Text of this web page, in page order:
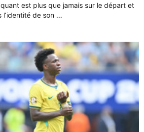
est plus que jamais sur le départ et
l’identité de son ...